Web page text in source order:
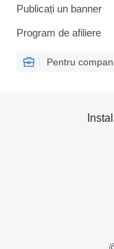
Publicați un banner
Program de afiliere
Pentru